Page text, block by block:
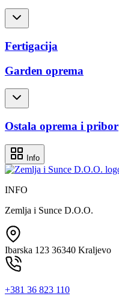
Fertigacija
Garden oprema
Ostala oprema i pribor
Info
INFO
Zemlja i Sunce D.O.O.
Ibarska 123 36340 Kraljevo
+381 36 823 110